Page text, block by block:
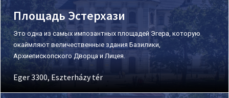
Площадь Эстерхази
Это одна из самых импозантных площадей Эгера, которую
окаймляют величественные здания Базилики,
Архиепископского Дворца и Лицея.
Eger 3300, Eszterházy tér